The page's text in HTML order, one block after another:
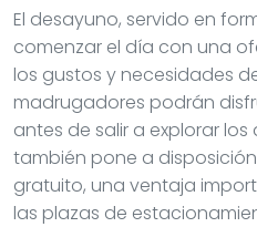
El desayuno, servido en
comenzar el día con una
los gustos y necesidades
madrugadores podrán
antes de salir a explorar los
también pone a
gratuito, una ventaja
las plazas de